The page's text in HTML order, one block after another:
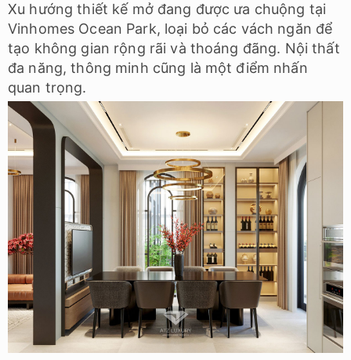
Xu hướng thiết kế mở đang được ưa chuộng tại
Vinhomes Ocean Park, loại bỏ các vách ngăn để
tạo không gian rộng rãi và thoáng đãng. Nội thất
đa năng, thông minh cũng là một điểm nhấn
quan trọng.